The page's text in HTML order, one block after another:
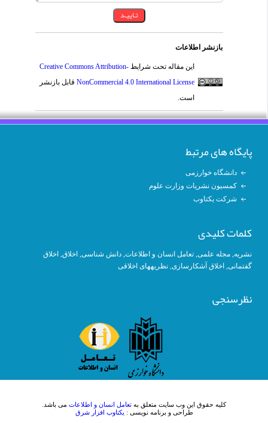
بازنشر اطلاعات
این مقاله تحت شرایطCreative Commons Attribution-
NonCommercial 4.0 International Licenseقابل بازنشر
است.
پایگاه های مرتبط
دانشگاه خوارزمی
کمسیون نشریات وزارت علوم
شرکت یکتاوب
کلمات کلیدی
نشریه,مجله علمی,تعامل انسان و اطلاعات,دانش شناسی,اخلاق,اخلاق
گفتمانی,اخلاق آشکار‎سازی ,نظریه‎های اخلاقی
نظرسنجی
کلیه حقوق این وب سایت متعلق به تعامل انسان و اطلاعاتمی باشد.
طراحی و برنامه نویسی : یکتاوب افزار شرق